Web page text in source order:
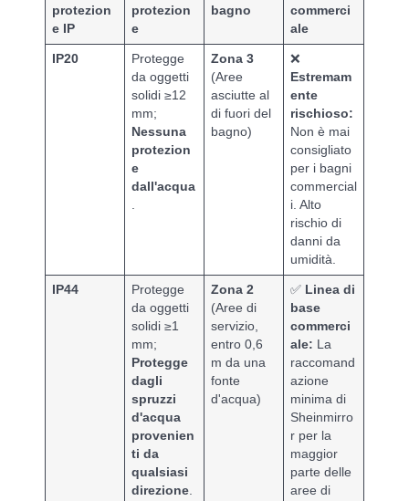
protezion
e IP
protezion
e
bagno
commerci
ale
IP20
Protegge
da oggetti
solidi ≥12
mm;
Nessuna
protezion
e
dall'acqua
.
Zona 3
(Aree
asciutte al
di fuori del
bagno)
❌
Estremam
ente
rischioso:
Non è mai
consigliato
per i bagni
commercial
i. Alto
rischio di
danni da
umidità.
IP44
Protegge
da oggetti
solidi ≥1
mm;
Protegge
dagli
spruzzi
d'acqua
provenien
ti da
qualsiasi
direzione.
Zona 2
(Aree di
servizio,
entro 0,6
m da una
fonte
d'acqua)
✅ Linea di
base
commerci
ale: La
raccomand
azione
minima di
Sheinmirro
r per la
maggior
parte delle
aree di